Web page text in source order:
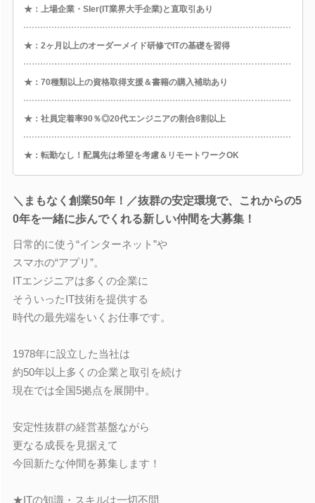
★：上場企業・SIer(IT業界大手企業)と直取引あり
★：2ヶ月以上のオーダーメイド研修でITの基礎を習得
★：70種類以上の資格取得支援＆書籍の購入補助あり
★：社員定着率90％◎20代エンジニアの割合8割以上
★：転勤なし！配属先は希望を考慮＆リモートワークOK
＼まもなく創業50年！／抜群の安定環境で、これからの5
0年を一緒に歩んでくれる新しい仲間を大募集！
日常的に使う“インターネット”や
スマホの“アプリ”。
ITエンジニアは多くの企業に
そういったIT技術を提供する
時代の最先端をいくお仕事です。
1978年に設立した当社は
約50年以上多くの企業と取引を続け
現在では全国5拠点を展開中。
安定性抜群の経営基盤ながら
更なる成長を見据えて
今回新たな仲間を募集します！
★ITの知識・スキルは一切不問